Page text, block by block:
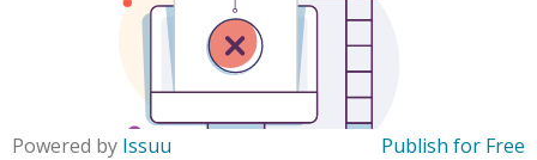
Powered by Issuu Publish for Free